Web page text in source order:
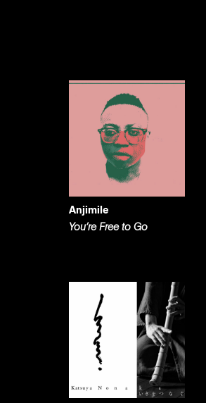
Anjimile
You’re Free to Go